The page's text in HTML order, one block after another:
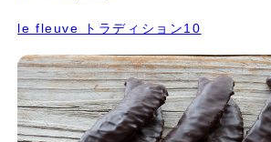
le fleuve トラディション10